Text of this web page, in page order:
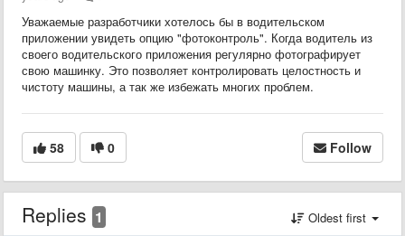
Уважаемые разработчики хотелось бы в водительском
приложении увидеть опцию "фотоконтроль". Когда водитель из
своего водительского приложения регулярно фотографирует
свою машинку. Это позволяет контролировать целостность и
чистоту машины, а так же избежать многих проблем.
58 0 Follow
Replies 1 Oldest first